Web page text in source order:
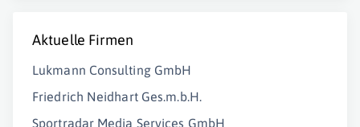
Aktuelle Firmen
Lukmann Consulting GmbH
Friedrich Neidhart Ges.m.b.H.
Sportradar Media Services GmbH